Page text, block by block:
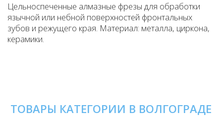
Цельноспеченные алмазные фрезы для обработки
язычной или небной поверхностей фронтальных
зубов и режущего края. Материал: металла, циркона,
керамики.
ТОВАРЫ КАТЕГОРИИ В ВОЛГОГРАДЕ